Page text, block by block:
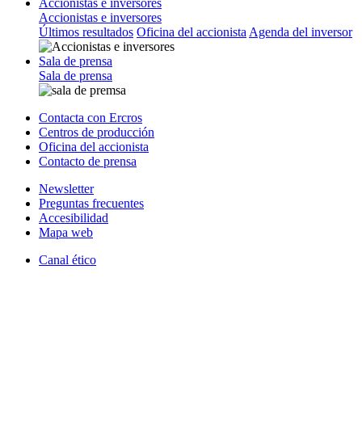
Accionistas e inversores
Últimos resultados Oficina del accionista Agenda del inversor
Sala de prensa
Sala de prensa
Contacta con Ercros
Centros de producción
Oficina del accionista
Contacto de prensa
Newsletter
Preguntas frecuentes
Accesibilidad
Mapa web
Canal ético